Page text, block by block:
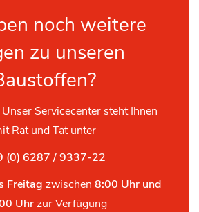
noch weitere
zu unseren
Unser Servicecenter steht Ihnen
Rat und Tat unter
(0) 6287 / 9337-22
Freitag zwischen 8:00 Uhr und
Uhrzur Verfügung